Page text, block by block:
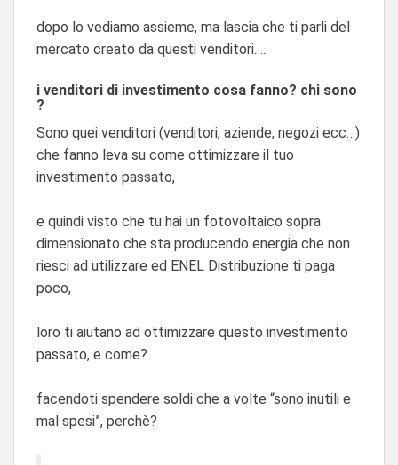
dopo lo vediamo assieme, ma lascia che ti parli del
mercato creato da questi venditori…..
i venditori di investimento cosa fanno? chi sono
?
Sono quei venditori (venditori, aziende, negozi ecc…)
che fanno leva su come ottimizzare il tuo
investimento passato,
e quindi visto che tu hai un fotovoltaico sopra
dimensionato che sta producendo energia che non
riesci ad utilizzare ed ENEL Distribuzione ti paga
poco,
loro ti aiutano ad ottimizzare questo investimento
passato, e come?
facendoti spendere soldi che a volte “sono inutili e
mal spesi”, perchè?